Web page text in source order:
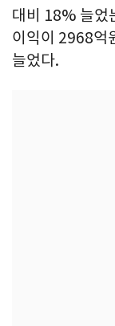
대비 18% 늘었
이익이 2968억
늘었다.